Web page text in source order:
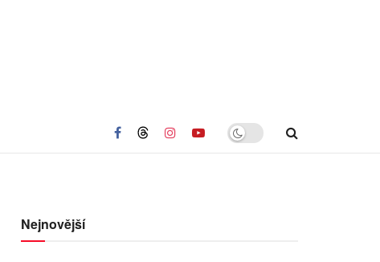
Nejnovější